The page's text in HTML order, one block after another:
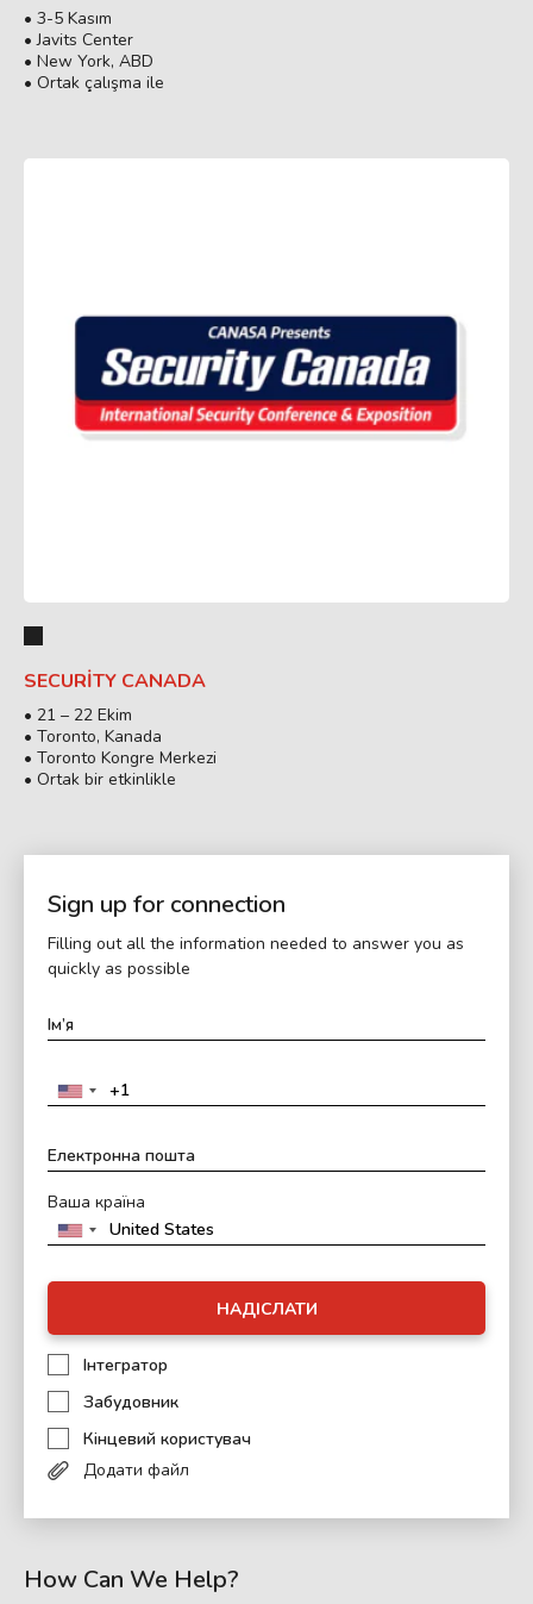
• 3-5 Kasım
• Javits Center
• New York, ABD
• Ortak çalışma ile
SECURITY CANADA
• 21 – 22 Ekim
• Toronto, Kanada
• Toronto Kongre Merkezi
• Ortak bir etkinlikle
Sign up for connection
Filling out all the information needed to answer you as
quickly as possible
Ваша країна
НАДІСЛАТИ
Інтегратор
Забудовник
Кінцевий користувач
Додати файл
How Can We Help?